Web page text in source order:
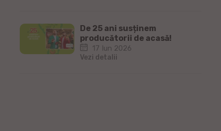
De 25 ani susținem
producătorii de acasă!
17 Iun 2026
Vezi detalii